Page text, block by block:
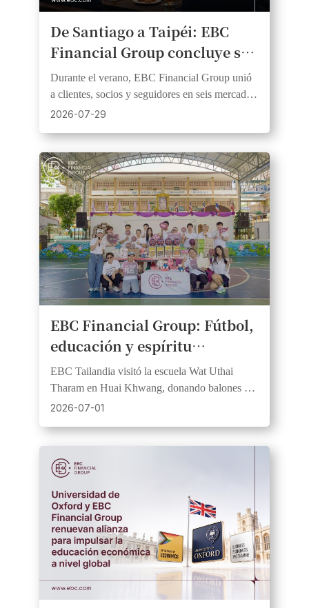
De Santiago a Taipéi: EBC
Financial Group concluye su
serie de retransmisiones en
directo de la temporada 2026
de la fiebre del fútbol.
Durante el verano, EBC Financial Group unió
a clientes, socios y seguidores en seis mercados
y tres continentes a través de eventos de fútbol
2026-07-29
EBC Financial Group: Fútbol, ​​
educación y espíritu
comunitario se unen en el
Día de Responsabilidad
Social Corporativa de las
Escuelas de Bangkok.
EBC Tailandia visitó la escuela Wat Uthai
Tharam en Huai Khwang, donando balones y
material didáctico en apoyo de los valores de la
2026-07-01